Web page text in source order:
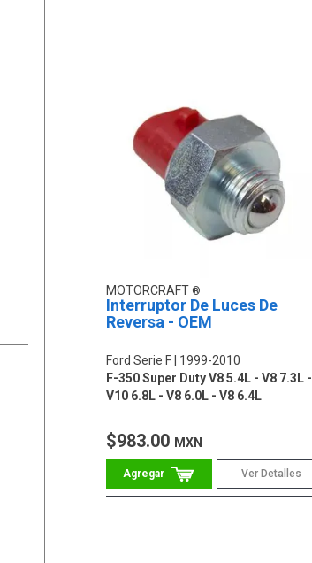
MOTORCRAFT
Interruptor De Luces De
Reversa - OEM
Ford Serie F
1999-2010
F-350 Super Duty V8 5.4L - V8 7.3L -
V10 6.8L - V8 6.0L - V8 6.4L
$983.00 MXN
Ver Detalles